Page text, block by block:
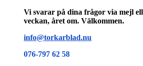
Vi svarar på dina frågor via mejl
veckan, året om. Välkommen.
info@torkarblad.nu
076-797 62 58